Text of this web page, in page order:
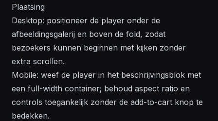
Plaatsing
Desktop: positioneer de player onder de
afbeeldingsgalerij en boven de fold, zodat
bezoekers kunnen beginnen met kijken zonder
extra scrollen.
Mobile: weef de player in het beschrijvingsblok met
een full-width container; behoud aspect ratio en
controls toegankelijk zonder de add-to-cart knop te
bedekken.